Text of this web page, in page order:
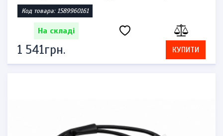
Код товара: 1589960161
На складі
1 541грн. КУПИТИ